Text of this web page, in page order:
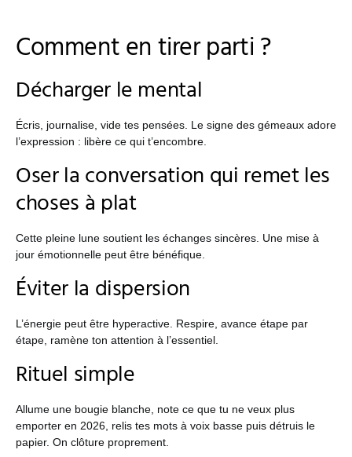
Comment en tirer parti ?
Décharger le mental
Écris, journalise, vide tes pensées. Le signe des gémeaux adore
l’expression : libère ce qui t’encombre.
Oser la conversation qui remet les
choses à plat
Cette pleine lune soutient les échanges sincères. Une mise à
jour émotionnelle peut être bénéfique.
Éviter la dispersion
L’énergie peut être hyperactive. Respire, avance étape par
étape, ramène ton attention à l’essentiel.
Rituel simple
Allume une bougie blanche, note ce que tu ne veux plus
emporter en 2026, relis tes mots à voix basse puis détruis le
papier. On clôture proprement.